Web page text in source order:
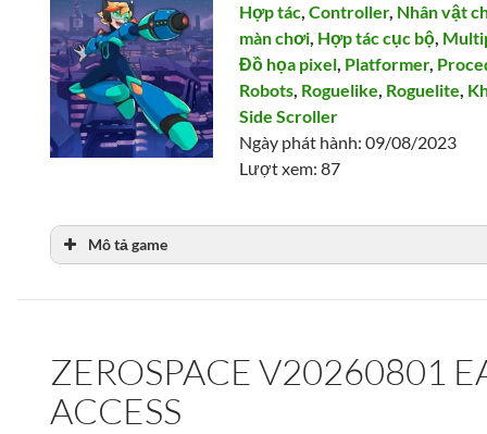
Hợp tác,Controller, Nhân vật
màn chơi, Hợp tác cục bộ,
Đồ họa pixel, Platformer,
Robots, Roguelike, Roguelite,
Side Scroller
Ngày phát hành: 09/08/2023
Lượt xem: 87
Mô tả game
ZEROSPACE V20260801
ACCESS